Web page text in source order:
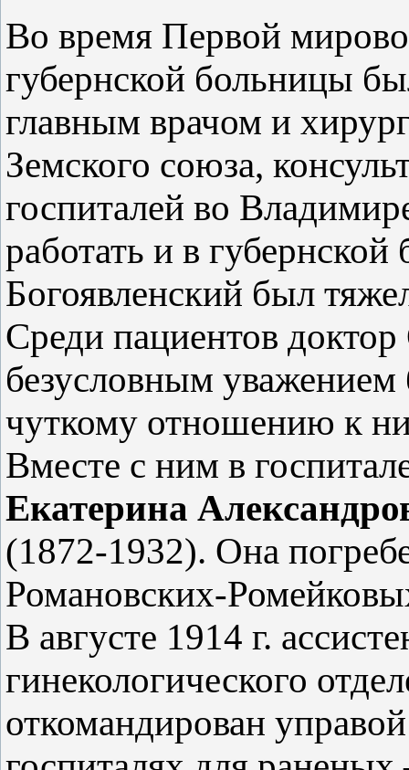
Во время Первой
губернской больницы
главным врачом и
Земского союза,
госпиталей во
работать и в губернской
Богоявленский был
Среди пациентов
безусловным уважением
чуткому отношению к
Вместе с ним в
Екатерина
(1872-1932). Она
Романовских-
В августе 1914 г.
гинекологического
откомандирован